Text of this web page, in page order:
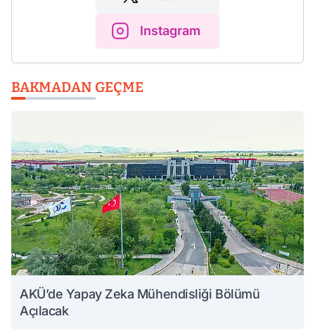
Instagram
BAKMADAN GEÇME
AKÜ’de Yapay Zeka Mühendisliği Bölümü
Açılacak